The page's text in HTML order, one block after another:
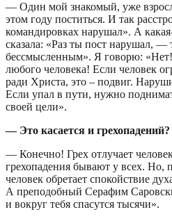
— Один мой знакомый, уже
этом году поститься. И так
командировках нарушал». А
сказала: «Раз ты пост нарушал, —
бессмысленным». Я говорю:
любого человека! Если человек
ради Христа, это – подвиг.
Если упал в пути, нужно
своей цели».
— Это касается и грехопадений?
— Конечно! Грех отлучает
грехопадения бывают у всех. Но,
человек обретает спокойствие
А преподобный Серафим
и вокруг тебя спасутся тысячи».